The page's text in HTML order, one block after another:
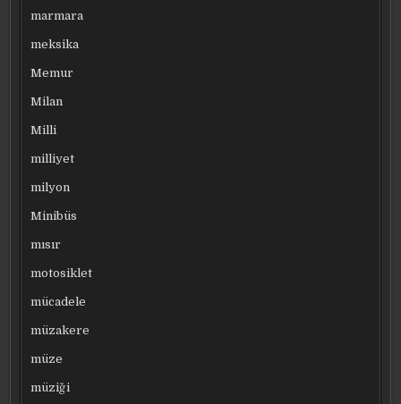
marmara
meksika
Memur
Milan
Milli
milliyet
milyon
Minibüs
mısır
motosiklet
mücadele
müzakere
müze
müziği